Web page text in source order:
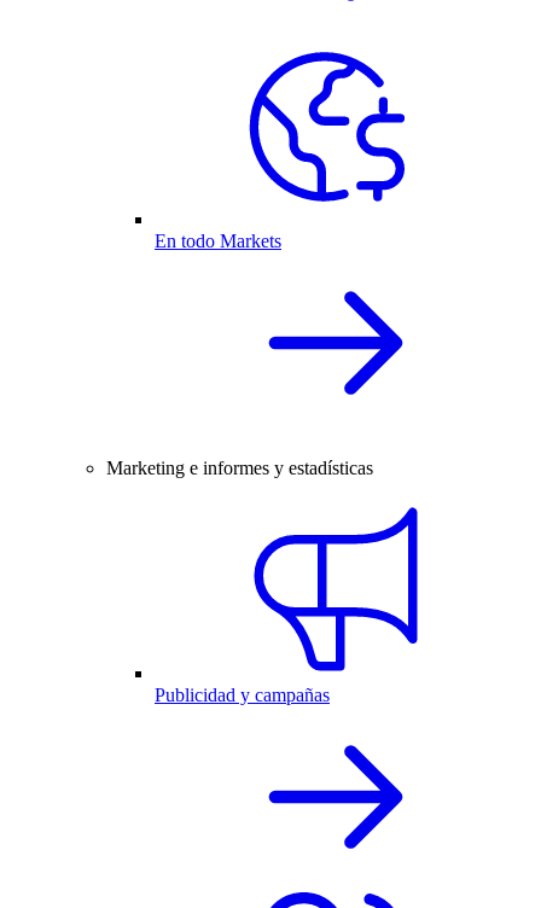
En todo Markets
Marketing e informes y estadísticas
Publicidad y campañas